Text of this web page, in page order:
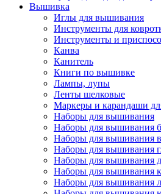
Вышивка
Иглы для вышивания
Инструменты для
Инструменты и
Канва
Канитель
Книги по вышивке
Лампы, лупы
Ленты шелковые
Маркеры и карандаши
Наборы для вышивания
Наборы для вышивания
Наборы для вышивания
Наборы для вышивания
Наборы для вышивания
Наборы для вышивания
Наборы для вышивания